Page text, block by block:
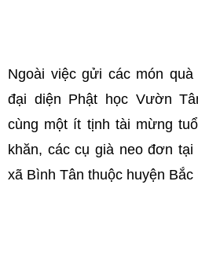
Ngoài việc gửi các món
đại diện Phật học Vườn
cùng một ít tịnh tài mừng
khăn, các cụ già neo đơn
xã Bình Tân thuộc huyện